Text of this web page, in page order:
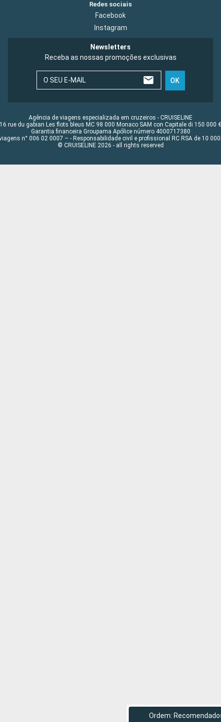
Ordem:
Redes sociais
Facebook
Instagram
Newsletters
Receba as nossas promoções exclusivas
O SEU E-MAIL OK
Agência de viagens especializada em cruzeiros - CRUISELINE
16 rue du gabian Les flots bleus MC 98 000 Monaco SAM con Capitale di 150 000 €
Garantia financeira Groupama Apólice número 4000717380
n° 006 02 0007 – - Responsabilidade civil e profissional RC RSA de 10 000
© CRUISELINE 2026 - all rights reserved